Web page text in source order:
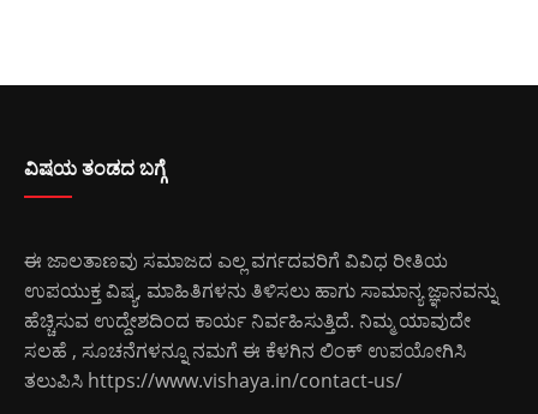
ವಿಷಯ ತಂಡದ ಬಗ್ಗೆ
ಈ ಜಾಲತಾಣವು ಸಮಾಜದ ಎಲ್ಲ ವರ್ಗದವರಿಗೆ ವಿವಿಧ ರೀತಿಯ
ಉಪಯುಕ್ತ ವಿಷ್ಯ, ಮಾಹಿತಿಗಳನು ತಿಳಿಸಲು ಹಾಗು ಸಾಮಾನ್ಯ ಜ್ಞಾನವನ್ನು
ಹೆಚ್ಚಿಸುವ ಉದ್ದೇಶದಿಂದ ಕಾರ್ಯ ನಿರ್ವಹಿಸುತ್ತಿದೆ. ನಿಮ್ಮ ಯಾವುದೇ
ಸಲಹೆ , ಸೂಚನೆಗಳನ್ನೂ ನಮಗೆ ಈ ಕೆಳಗಿನ ಲಿಂಕ್ ಉಪಯೋಗಿಸಿ
ತಲುಪಿಸಿ https://www.vishaya.in/contact-us/